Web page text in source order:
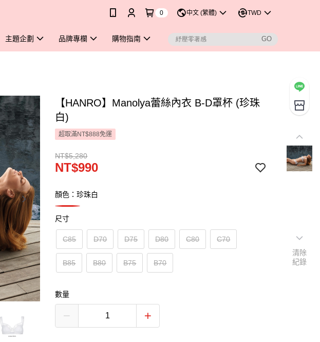
0 中文 (繁體) TWD
主題企劃 品牌專欄 購物指南
【HANRO】Manolya蕾絲內衣 B-D罩杯 (珍珠
白)
超取滿NT$888免運
NT$5,280
NT$990
顏色：珍珠白
尺寸
C85 D70 D75 D80 C80 C70
B85 B80 B75 B70
數量
清除
紀錄